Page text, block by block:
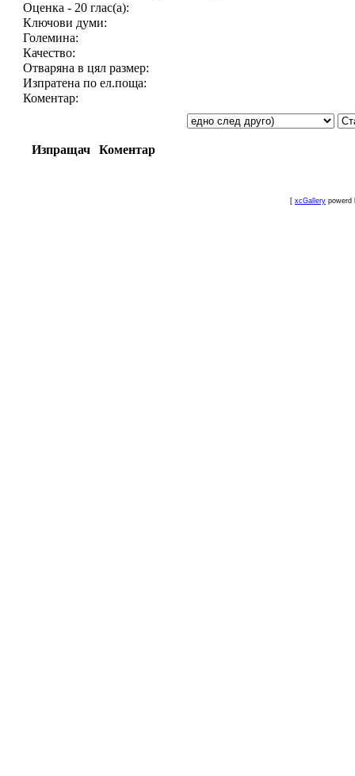
Оценка - 20 глас(а):
Ключови думи:
Големина:
Качество:
Отваряна в цял размер:
Изпратена по ел.поща:
Коментар:
Изпращач Коментар
[ xcGallery